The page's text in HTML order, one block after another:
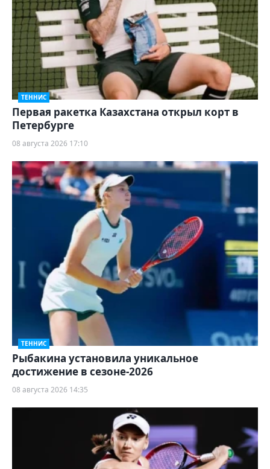
ТЕННИС
Первая ракетка Казахстана открыл корт в
Петербурге
08 августа 2026 17:10
ТЕННИС
Рыбакина установила уникальное
достижение в сезоне-2026
08 августа 2026 14:35